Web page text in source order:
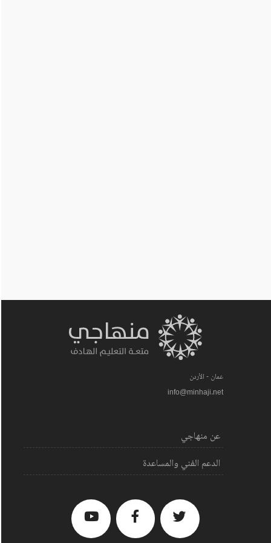
عمان - الأردن
info@minhaji.net
عن منهاجي
الدعم الفني والمساعدة